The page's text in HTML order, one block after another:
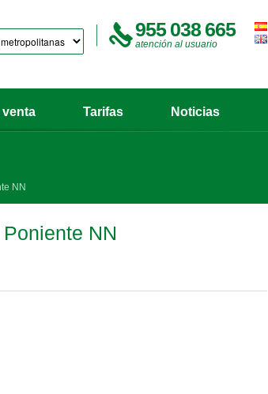
955 038 665
atención al usuario
venta Tarifas Noticias
NN
NN